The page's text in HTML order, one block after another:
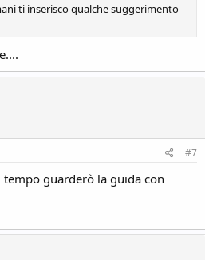
ti inserisco qualche suggerimento
#7
guarderò la guida con